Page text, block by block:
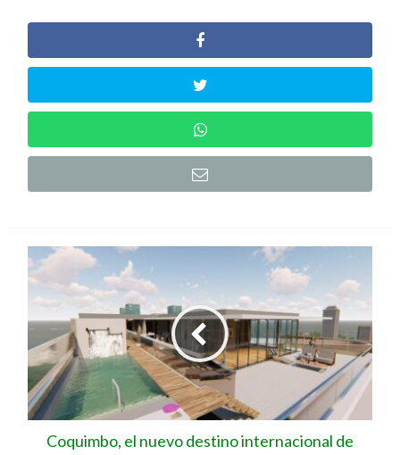
Coquimbo, el nuevo destino internacional de